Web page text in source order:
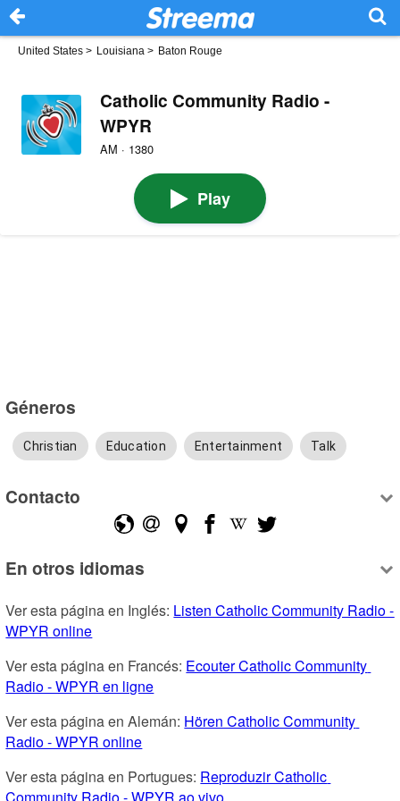
United States > Louisiana > Baton Rouge
Catholic Community Radio -
WPYR
AM · 1380
Play
Géneros
Christian Education Entertainment Talk
Contacto
En otros idiomas
Ver esta página en Inglés: Listen Catholic Community Radio -
WPYR online
Ver esta página en Francés: Ecouter Catholic Community
Radio - WPYR en ligne
Ver esta página en Alemán: Hören Catholic Community
Radio - WPYR online
Ver esta página en Portugues: Reproduzir Catholic
Community Radio - WPYR ao vivo